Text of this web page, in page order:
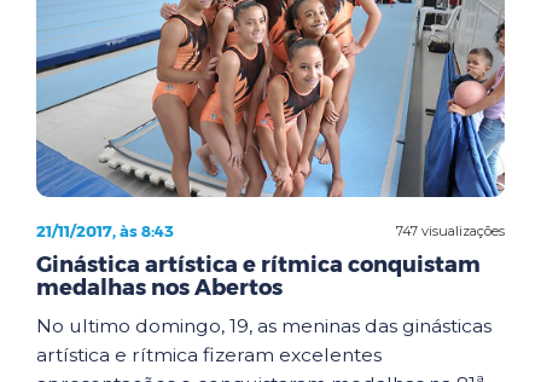
747 visualizações
21/11/2017, às 8:43
Ginástica artística e rítmica conquistam
medalhas nos Abertos
No ultimo domingo, 19, as meninas das ginásticas
artística e rítmica fizeram excelentes